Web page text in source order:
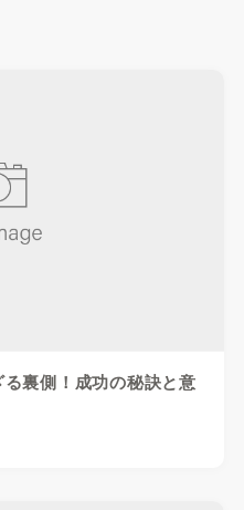
る裏側！成功の秘訣と意